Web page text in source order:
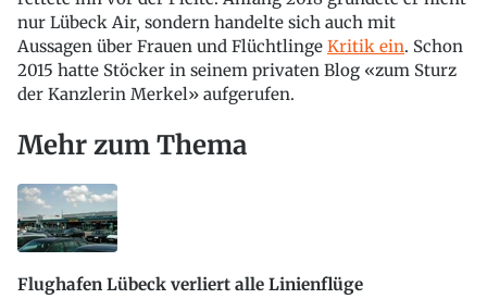
nur Lübeck Air, sondern handelte sich auch mit
Aussagen über Frauen und Flüchtlinge Kritik ein. Schon
2015 hatte Stöcker in seinem privaten Blog «zum Sturz
der Kanzlerin Merkel» aufgerufen.
Mehr zum Thema
Flughafen Lübeck verliert alle Linienflüge